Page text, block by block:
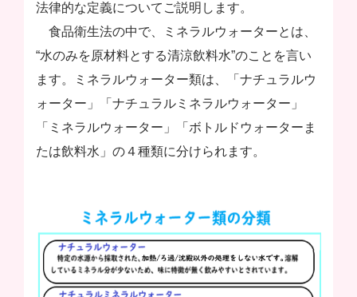
法律的な定義についてご説明します。
食品衛生法の中で、ミネラルウォーターとは、
“水のみを原材料とする清涼飲料水”のことを言い
ます。ミネラルウォーター類は、「ナチュラルウ
ォーター」「ナチュラルミネラルウォーター」
「ミネラルウォーター」「ボトルドウォーターま
たは飲料水」の４種類に分けられます。